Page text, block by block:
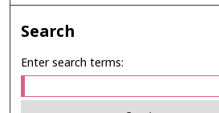
Search
Enter search terms: